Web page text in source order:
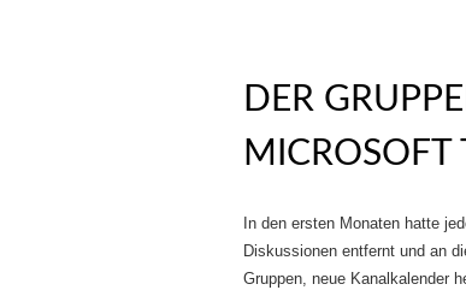
DER
MICROSOFT
In den ersten Monaten hatte
Diskussionen entfernt und an
Gruppen, neue Kanalkalender